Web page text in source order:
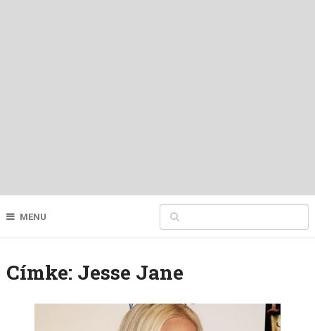
MENU
Címke: Jesse Jane